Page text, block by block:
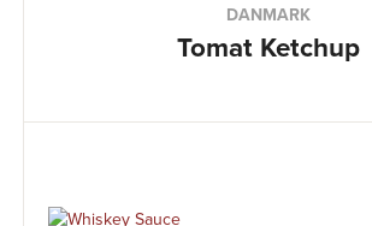
DANMARK
Tomat Ketchup